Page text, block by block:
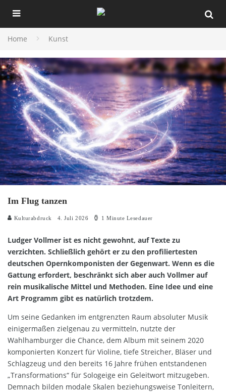
Home Kunst
Im Flug tanzen
Kulturabdruck 4. Juli 2026 1 Minute Lesedauer
Ludger Vollmer ist es nicht gewohnt, auf Texte zu
verzichten. Schließlich gehört er zu den profiliertesten
deutschen Opernkomponisten der Gegenwart. Wenn es die
Gattung erfordert, beschränkt sich aber auch Vollmer auf
rein musikalische Mittel und Methoden. Eine Idee und eine
Art Programm gibt es natürlich trotzdem.
Um seine Gedanken im entgrenzten Raum absoluter Musik
einigermaßen zielgenau zu vermitteln, nutzte der
Wahlhamburger die Chance, dem Album mit seinem 2020
komponierten Konzert für Violine, tiefe Streicher, Bläser und
Schlagzeug und den bereits 16 Jahre frühen entstandenen
„Transformations“ für Sologeige ein Geleitwort mitzugeben.
Demnach bilden modale Skalen beziehungsweise Tonleitern,